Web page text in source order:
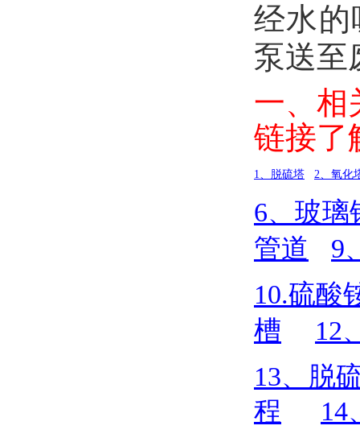
经水的
泵送至
一、相
链接了
1 、脱硫塔 2 、氧化
6、玻璃
管道
9
10.硫酸
槽
12
13、脱
程
14